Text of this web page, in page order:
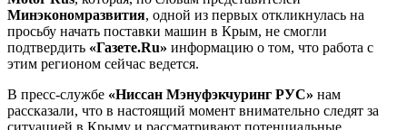
Минэкономразвития, одной из первых откликнулась на
просьбу начать поставки машин в Крым, не смогли
подтвердить «Газете.Ru» информацию о том, что работа с
этим регионом сейчас ведется.
В пресс-службе «Ниссан Мэнуфэкчуринг РУС» нам
рассказали, что в настоящий момент внимательно следят за
ситуацией в Крыму и рассматривают потенциальные